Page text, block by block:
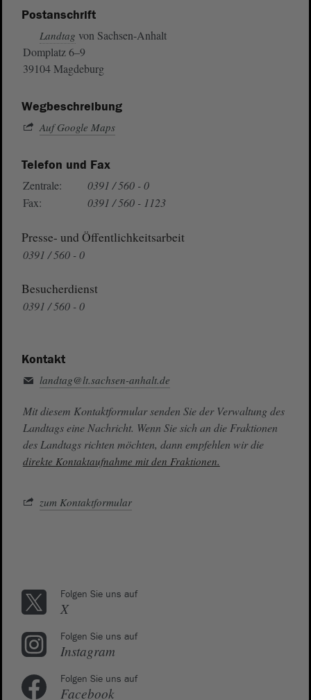
Postanschrift
Landtag von Sachsen-Anhalt
Domplatz 6–9
39104 Magdeburg
Wegbeschreibung
Auf Google Maps
Telefon und Fax
Zentrale:
0391 / 560 - 0
Fax:
0391 / 560 - 1123
Presse- und Öffentlichkeitsarbeit
0391 / 560 - 0
Besucherdienst
0391 / 560 - 0
Kontakt
landtag@lt.sachsen-anhalt.de
Mit diesem Kontaktformular senden Sie der Verwaltung des
Landtags eine Nachricht. Wenn Sie sich an die Fraktionen
des Landtags richten möchten, dann empfehlen wir die
direkte Kontaktaufnahme mit den Fraktionen.
zum Kontaktformular
Folgen Sie uns auf
X
Folgen Sie uns auf
Instagram
Folgen Sie uns auf
Facebook